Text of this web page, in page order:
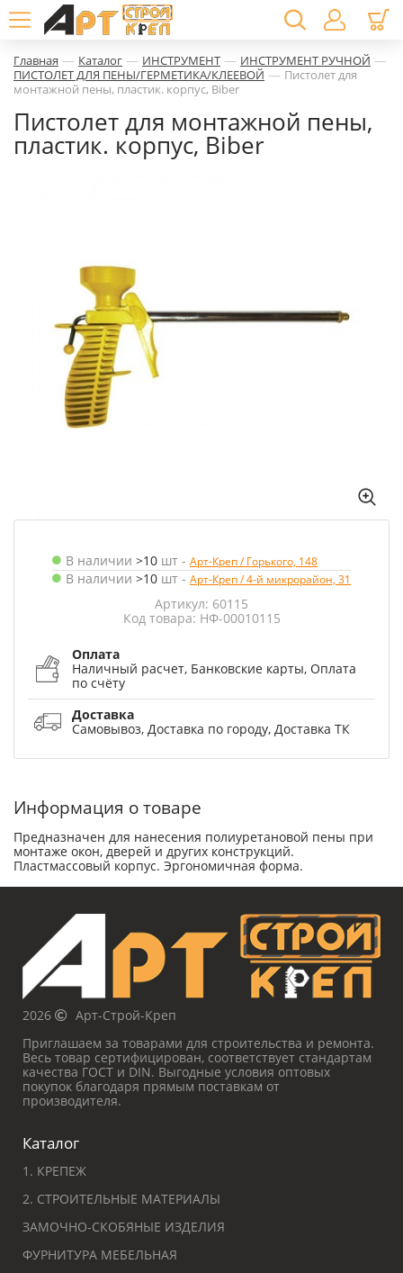
Главная — Каталог — ИНСТРУМЕНТ — ИНСТРУМЕНТ РУЧНОЙ —
ПИСТОЛЕТ ДЛЯ ПЕНЫ/ГЕРМЕТИКА/КЛЕЕВОЙ — Пистолет для
монтажной пены, пластик. корпус, Biber
Пистолет для монтажной пены,
пластик. корпус, Biber
В наличии >10 шт - Арт-Креп / Горького, 148
В наличии >10 шт - Арт-Креп / 4-й микрорайон, 31
Артикул: 60115
Код товара: НФ-00010115
Оплата
Наличный расчет, Банковские карты, Оплата
по счёту
Доставка
Самовывоз, Доставка по городу, Доставка ТК
Информация о товаре
Предназначен для нанесения полиуретановой пены при
монтаже окон, дверей и других конструкций.
Пластмассовый корпус. Эргономичная форма.
2026
Арт-Строй-Креп
Приглашаем за товарами для строительства и ремонта.
Весь товар сертифицирован, соответствует стандартам
качества ГОСТ и DIN. Выгодные условия оптовых
покупок благодаря прямым поставкам от
производителя.
Каталог
1. КРЕПЕЖ
2. СТРОИТЕЛЬНЫЕ МАТЕРИАЛЫ
ЗАМОЧНО-СКОБЯНЫЕ ИЗДЕЛИЯ
ФУРНИТУРА МЕБЕЛЬНАЯ